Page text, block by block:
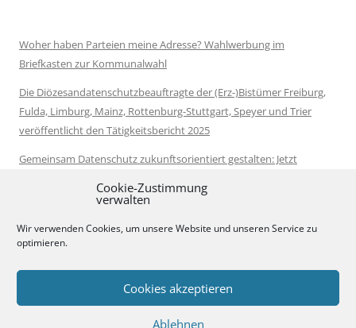
Cookie-Zustimmung
verwalten
Wir verwenden Cookies, um unsere Website und unseren Service zu
optimieren.
Cookies akzeptieren
Ablehnen
Woher haben Parteien meine Adresse? Wahlwerbung im
Briefkasten zur Kommunalwahl
Die Diözesandatenschutzbeauftragte der (Erz-)Bistümer Freiburg,
Fulda, Limburg, Mainz, Rottenburg-Stuttgart, Speyer und Trier
veröffentlicht den Tätigkeitsbericht 2025
Gemeinsam Datenschutz zukunftsorientiert gestalten: Jetzt
Neue Leitlinien zur Anonymisierung von Daten veröffentlicht
Bundestag wählt Moritz Hennemann als Nachfolger von Louisa